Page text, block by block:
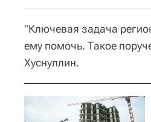
"Ключевая задача
ему помочь. Такое
Хуснуллин.